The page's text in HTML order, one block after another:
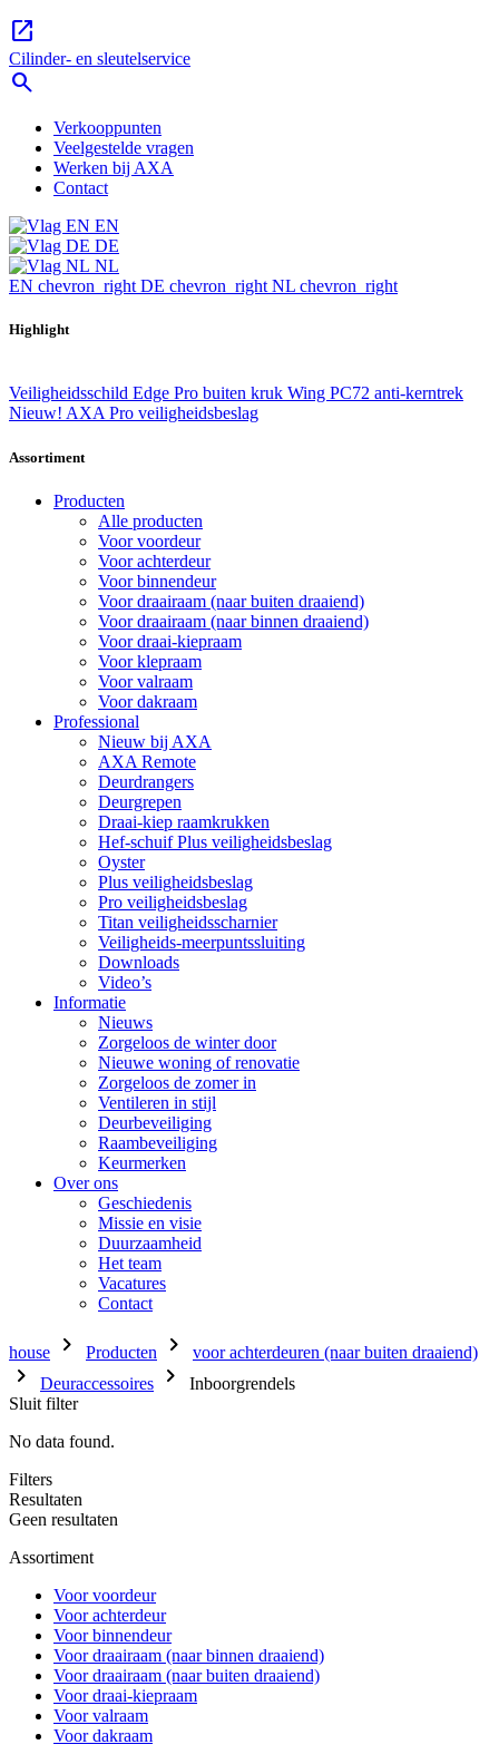
open_in_new
Cilinder- en sleutelservice
search
Verkooppunten
Veelgestelde vragen
Werken bij AXA
Contact
EN
DE
NL
EN chevron_right DE chevron_right NL chevron_right
Highlight
Veiligheidsschild Edge Pro buiten kruk Wing PC72 anti-kerntrek
Nieuw! AXA Pro veiligheidsbeslag
Assortiment
Producten
Alle producten
Voor voordeur
Voor achterdeur
Voor binnendeur
Voor draairaam (naar buiten draaiend)
Voor draairaam (naar binnen draaiend)
Voor draai-kiepraam
Voor klepraam
Voor valraam
Voor dakraam
Professional
Nieuw bij AXA
AXA Remote
Deurdrangers
Deurgrepen
Draai-kiep raamkrukken
Hef-schuif Plus veiligheidsbeslag
Oyster
Plus veiligheidsbeslag
Pro veiligheidsbeslag
Titan veiligheidsscharnier
Veiligheids-meerpuntssluiting
Downloads
Video’s
Informatie
Nieuws
Zorgeloos de winter door
Nieuwe woning of renovatie
Zorgeloos de zomer in
Ventileren in stijl
Deurbeveiliging
Raambeveiliging
Keurmerken
Over ons
Geschiedenis
Missie en visie
Duurzaamheid
Het team
Vacatures
Contact
house chevron_right Producten chevron_right voor achterdeuren (naar buiten draaiend)
chevron_right Deuraccessoires chevron_right
Inboorgrendels
Sluit filter
No data found.
Filters
Resultaten
Geen resultaten
Assortiment
Voor voordeur
Voor achterdeur
Voor binnendeur
Voor draairaam (naar binnen draaiend)
Voor draairaam (naar buiten draaiend)
Voor draai-kiepraam
Voor valraam
Voor dakraam